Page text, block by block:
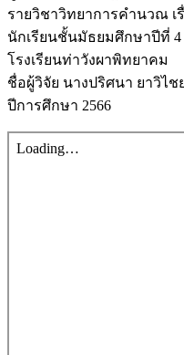
รายวิชาวิทยาการคำนวณ
นักเรียนชั้นมัธยมศึกษาปีที่ 4
โรงเรียนท่าวังผาพิทยาคม
ชื่อผู้วิจัย นางปริศนา ยาวิไช
ปีการศึกษา 2566